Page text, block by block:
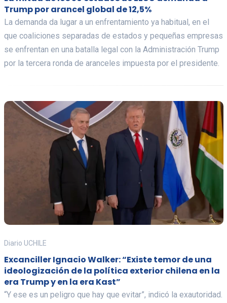
Trump por arancel global de 12,5%
La demanda da lugar a un enfrentamiento ya habitual, en el
que coaliciones separadas de estados y pequeñas empresas
se enfrentan en una batalla legal con la Administración Trump
por la tercera ronda de aranceles impuesta por el presidente.
Diario UCHILE
Excanciller Ignacio Walker: “Existe temor de una
ideologización de la política exterior chilena en la
era Trump y en la era Kast”
“Y ese es un peligro que hay que evitar”, indicó la exautoridad.